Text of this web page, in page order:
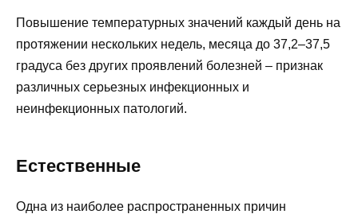
Повышение температурных значений каждый день на
протяжении нескольких недель, месяца до 37,2–37,5
градуса без других проявлений болезней – признак
различных серьезных инфекционных и
неинфекционных патологий.
Естественные
Одна из наиболее распространенных причин